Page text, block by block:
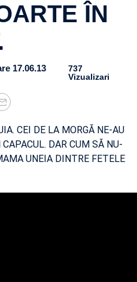
ÎN
17.06.13
737
Vizualizari